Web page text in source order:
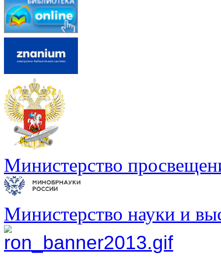
Министерство
Министерство науки и